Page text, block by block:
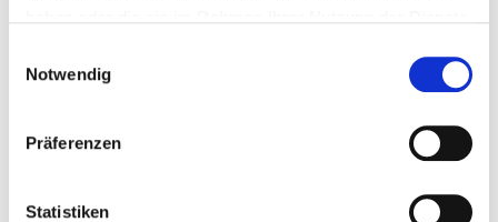
Notwendig
Präferenzen
Statistiken
organisatorische Fragen, digitale Sprechstunden oder
internationale Kooperationen. Unsere
IT-Rollouts
werden, ohne dass der Unterrichtsbetrieb gestört wird.
Flexibilität. Sie ermöglichen individualisiertes Lernen,